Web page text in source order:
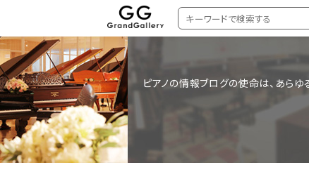
ピアノの情報ブログの使命は、あらゆ